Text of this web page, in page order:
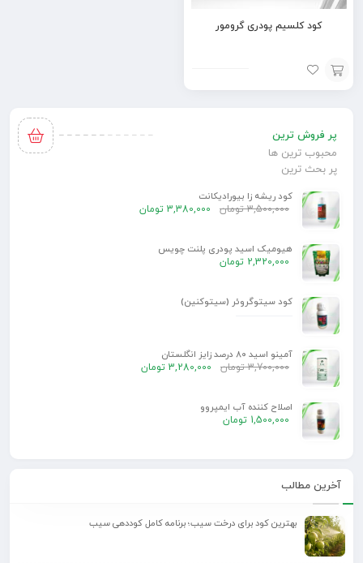
کود کلسیم پودری گرومور
افزودن
سبد
پر فروش ترین
محبوب ترین ها
پر بحث ترین
کود ریشه زا بیورادیکانت
3,500,000 تومان 3,380,000 تومان
هیومیک اسید پودری پلنت چویس
2,320,000 تومان
کود سیتوگروئر (سیتوکنین)
آمینو اسید 80 درصد زایز انگلستان
3,700,000 تومان 3,280,000 تومان
اصلاح کننده آب ایمپروو
1,500,000 تومان
آخرین مطالب
بهترین کود برای درخت سیب؛ برنامه کامل کوددهی سیب